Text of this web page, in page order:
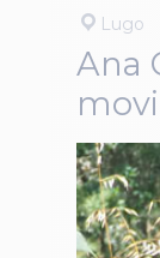
Lugo
Ana